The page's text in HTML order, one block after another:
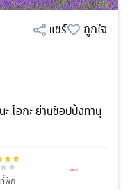
แชร์
ถูกใจ
โอกะ ย่านช้อปปิ้งทานุ
ที่พัก